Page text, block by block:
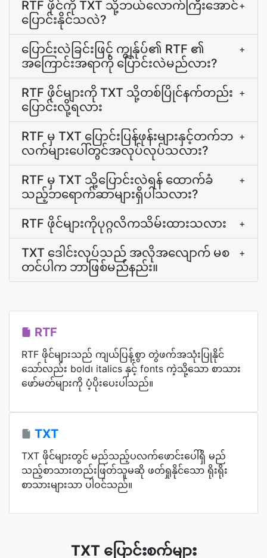
RTF ဖိုင်ကို TXT သို့ဘယ်လောက်ကြီးအောင်
ပြောင်းနိုင်သလဲ?
+
ပြောင်းလဲခြင်းဖြင့် ကျွန်ုပ်၏ RTF ၏
အကြောင်းအရာကို ပြောင်းလဲမည်လား?
+
RTF ဖိုင်များကို TXT သို့တစ်ပြိုင်နက်တည်း
ပြောင်းလို့ရလား
+
RTF မှ TXT ပြောင်းပြန်ဖုန်းများနှင့်တက်ဘ
လက်များပေါ်တွင်အလုပ်လုပ်သလား?
+
RTF မှ TXT သို့ပြောင်းလဲရန် ထောက်ခံ
သည့်ဘရောက်ဆာများရှိပါသလား?
+
RTF ဖိုင်များကိုပုဂ္ဂလိကသိမ်းထားသလား +
TXT ဒေါင်းလုပ်သည် အလိုအလျောက် မစ
တင်ပါက ဘာဖြစ်မည်နည်း။
+
RTF
RTF ဖိုင်များသည် ကျယ်ပြန့်စွာ တွဲဖက်အသုံးပြုနိုင်
သော်လည်း bold၊ italics နှင့် fonts ကဲ့သို့သော စာသား
ဖော်မတ်များကို ပံ့ပိုးပေးပါသည်။
TXT
TXT ဖိုင်များတွင် မည်သည့်ပလက်ဖောင်းပေါ်ရှိ မည်
သည့်စာသားတည်းဖြတ်သူမဆို ဖတ်ရှုနိုင်သော ရိုးရိုး
စာသားများသာ ပါဝင်သည်။
TXT ပြောင်းစက်များ